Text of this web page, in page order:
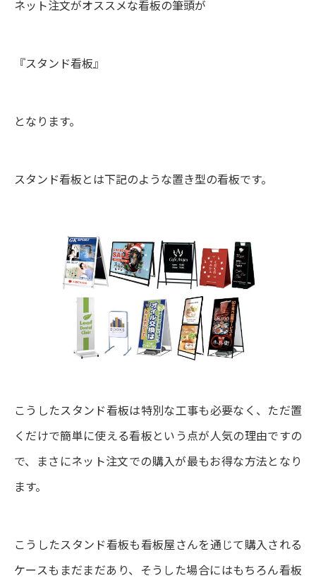
ネット注文がオススメな看板の筆頭が
『スタンド看板』
となります。
スタンド看板とは下記のような置き型の看板です。
こうしたスタンド看板は特別な工事も必要なく、ただ置
くだけで簡単に使える看板という点が人気の理由ですの
で、まさにネット注文での購入が最もお得な方法となり
ます。
こうしたスタンド看板も看板屋さんを通じて購入される
ケースもまだまだあり、そうした場合にはもちろん看板